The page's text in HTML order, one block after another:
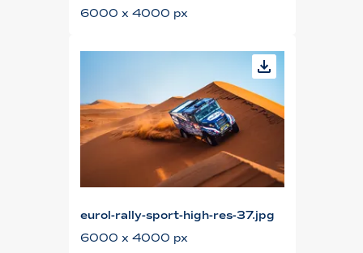
6000 x 4000 px
eurol-rally-sport-high-res-37.jpg
6000 x 4000 px